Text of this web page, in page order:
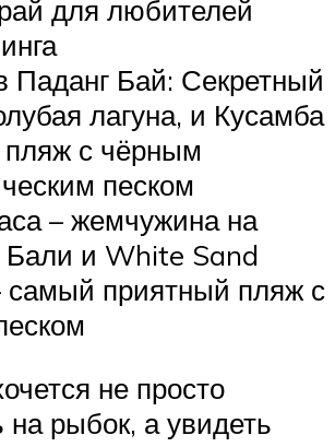
для любителей
Паданг Бай: Секретный
лагуна, и Кусамба
пляж с чёрным
песком
– жемчужина на
Бали и White Sand
самый приятный пляж с
не просто
на рыбок, а увидеть